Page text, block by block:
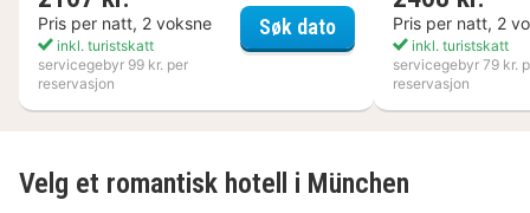
Pris per natt, 2 voksne
inkl. turistskatt
servicegebyr 99 kr. per
reservasjon
Søk datoVarbergs Kusthotell
Pris per natt, 2
inkl. turistskatt
servicegebyr 79 kr.
reservasjon
Velg et romantisk hotell i München